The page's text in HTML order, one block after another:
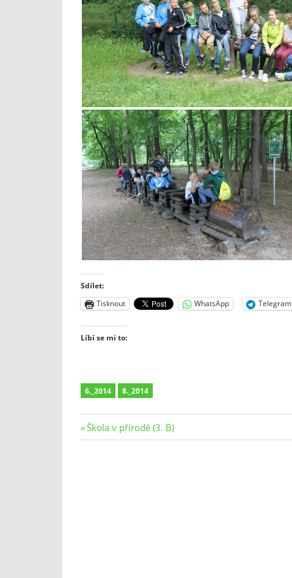
Sdílet:
Tisknout
WhatsApp Telegram
Líbí se mi to:
6._2014 8._2014
Navigace
Previous
Post:
Škola v přírodě (3. B)